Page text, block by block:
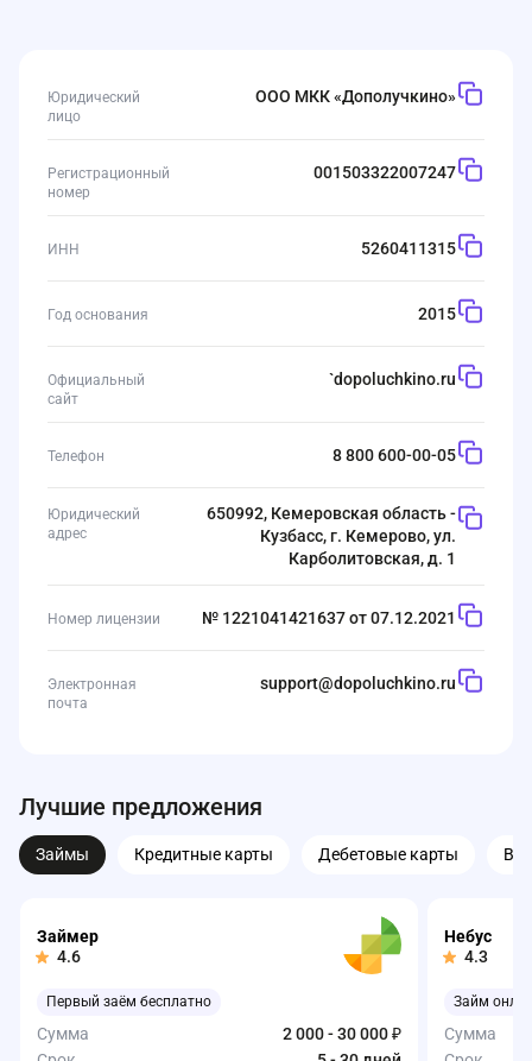
Юридический
лицо
ООО МКК «Дополучкино»
Регистрационный
номер
001503322007247
ИНН 5260411315
Год основания 2015
Официальный
сайт
`dopoluchkino.ru
Телефон 8 800 600-00-05
Юридический
адрес
650992, Кемеровская область -
Кузбасс, г. Кемерово, ул.
Карболитовская, д. 1
Номер лицензии № 1221041421637 от 07.12.2021
Электронная
почта
support@dopoluchkino.ru
Лучшие предложения
Займы Кредитные карты Дебетовые карты
Займер
4.6
Первый заём бесплатно
Сумма
2 000 - 30 000 ₽
Небус
4.3
Займ
Сумма